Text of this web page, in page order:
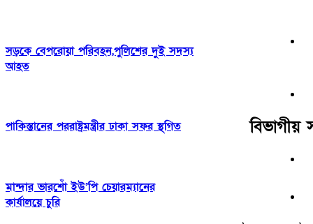
সড়কে বেপরোয়া পরিবহন,পুলিশের দুই সদস্য
আহত
পাকিস্তানের পররাষ্ট্রমন্ত্রীর ঢাকা সফর স্থগিত
মান্দার ভারশোঁ ইউ’পি চেয়ারম্যানের
কার্যালয়ে চুরি
বিভাগীয়